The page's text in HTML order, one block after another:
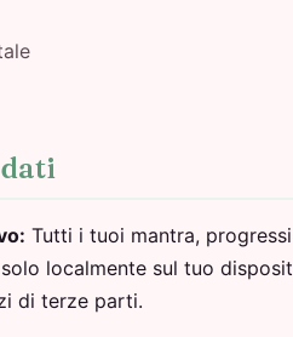
Tutti i tuoi mantra,
localmente sul tuo
di terze parti.